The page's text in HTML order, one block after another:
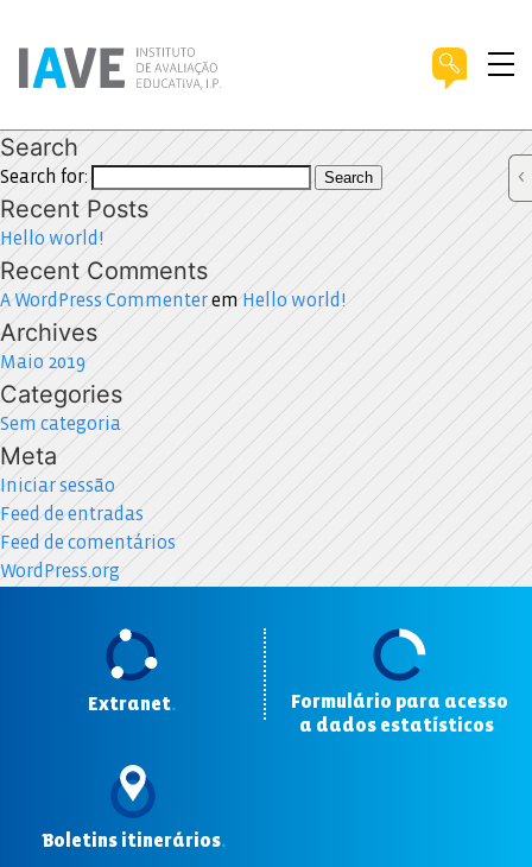
Search
Search for: Search
Recent Posts
Hello world!
Recent Comments
A WordPress Commenterem Hello world!
Archives
Maio 2019
Categories
Sem categoria
Meta
Iniciar sessão
Feed de entradas
Feed de comentários
WordPress.org
Extranet.
Formulário para acesso
a dados estatísticos
Boletins itinerários.